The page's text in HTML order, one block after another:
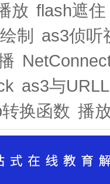
放 flash遮住
制
as3侦听
as3与
换函数 播